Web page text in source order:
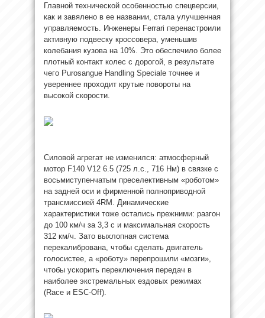
Главной технической особенностью спецверсии,
как и завялено в ее названии, стала улучшенная
управляемость. Инженеры Ferrari перенастроили
активную подвеску кроссовера, уменьшив
колебания кузова на 10%. Это обеспечило более
плотный контакт колес с дорогой, в результате
чего Purosangue Handling Speciale точнее и
увереннее проходит крутые повороты на
высокой скорости.
Силовой агрегат не изменился: атмосферный
мотор F140 V12 6.5 (725 л.с., 716 Нм) в связке с
восьмиступенчатым преселективным «роботом»
на задней оси и фирменной полноприводной
трансмиссией 4RM. Динамические
характеристики тоже остались прежними: разгон
до 100 км/ч за 3,3 с и максимальная скорость
312 км/ч. Зато выхлопная система
перекалибрована, чтобы сделать двигатель
голосистее, а «роботу» перепрошили «мозги»,
чтобы ускорить переключения передач в
наиболее экстремальных ездовых режимах
(Race и ESC-Off).